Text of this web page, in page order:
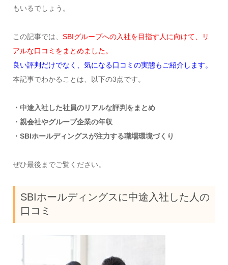
もいるでしょう。
この記事では、 SBIグループへの入社を目指す人に向けて、リ
アルな口コミをまとめました。
良い評判だけでなく、気になる口コミの実態もご紹介します。
本記事でわかることは、以下の3点です。
・中途入社した社員のリアルな評判をまとめ
・親会社やグループ企業の年収
・SBIホールディングスが注力する職場環境づくり
ぜひ最後までご覧ください。
SBIホールディングスに中途入社した人の
口コミ